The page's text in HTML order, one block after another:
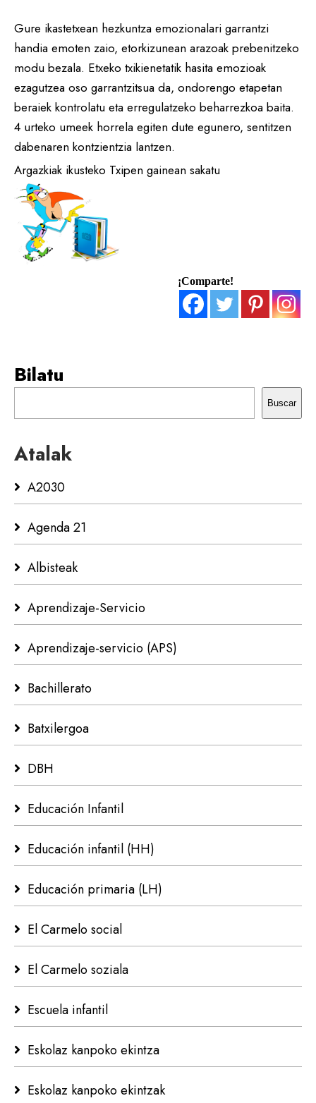
Gure ikastetxean hezkuntza emozionalari garrantzi
handia emoten zaio, etorkizunean arazoak prebenitzeko
modu bezala. Etxeko txikienetatik hasita emozioak
ezagutzea oso garrantzitsua da, ondorengo etapetan
beraiek kontrolatu eta erregulatzeko beharrezkoa baita.
4 urteko umeek horrela egiten dute egunero, sentitzen
dabenaren kontzientzia lantzen.
Argazkiak ikusteko Txipen gainean sakatu
¡Comparte!
Bilatu
Buscar
Atalak
A2030
Agenda 21
Albisteak
Aprendizaje-Servicio
Aprendizaje-servicio (APS)
Bachillerato
Batxilergoa
DBH
Educación Infantil
Educación infantil (HH)
Educación primaria (LH)
El Carmelo social
El Carmelo soziala
Escuela infantil
Eskolaz kanpoko ekintza
Eskolaz kanpoko ekintzak